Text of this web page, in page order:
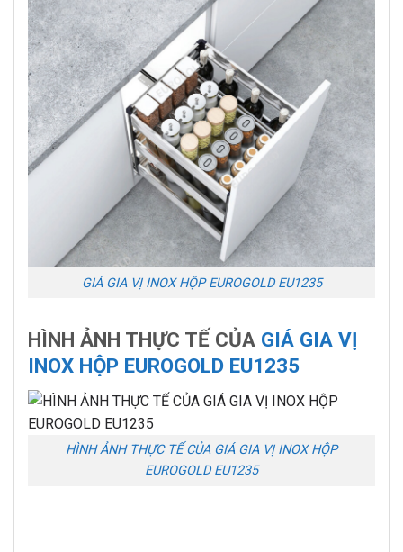
GIÁ GIA VỊ INOX HỘP EUROGOLD EU1235
HÌNH ẢNH THỰC TẾ CỦA GIÁ GIA VỊ
INOX HỘP EUROGOLD EU1235
HÌNH ẢNH THỰC TẾ CỦA GIÁ GIA VỊ INOX HỘP
EUROGOLD EU1235